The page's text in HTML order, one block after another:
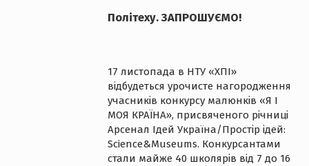
Політеху. ЗАПРОШУЄМО!
17 листопада в НТУ «ХПІ»
відбудеться урочисте нагородження
учасників конкурсу малюнків «Я І
МОЯ КРАЇНА», присвяченого річниці
Арсенал Ідей Україна/Простір ідей:
Science&Museums. Конкурсантами
стали майже 40 школярів від 7 до 16